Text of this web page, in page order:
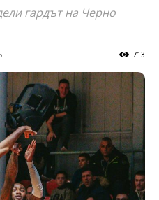
гардът на Черно
713